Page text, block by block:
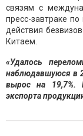
связям с
пресс-завтраке
действия
Китаем.
«Удалось
наблюдавшуюся в
вырос на 19,7%.
экспорта